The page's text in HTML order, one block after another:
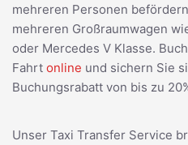
mehreren Personen
mehreren Großraumwagen
oder Mercedes V Klasse.
Fahrt online und sichern Sie
Buchungsrabatt von bis zu
Unser Taxi Transfer Service